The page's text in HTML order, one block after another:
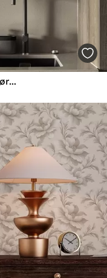
Symmetrisk blomsterornament på mørkegrøn baggrund